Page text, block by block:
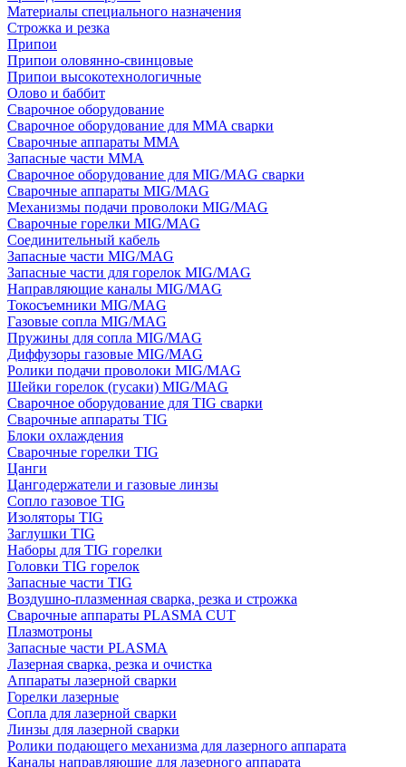
Материалы специального назначения
Строжка и резка
Припои
Припои оловянно-свинцовые
Припои высокотехнологичные
Олово и баббит
Сварочное оборудование
Сварочное оборудование для MMA сварки
Сварочные аппараты MMA
Запасные части MMA
Сварочное оборудование для MIG/MAG сварки
Сварочные аппараты MIG/MAG
Механизмы подачи проволоки MIG/MAG
Сварочные горелки MIG/MAG
Соединительный кабель
Запасные части MIG/MAG
Запасные части для горелок MIG/MAG
Направляющие каналы MIG/MAG
Токосъемники MIG/MAG
Газовые сопла MIG/MAG
Пружины для сопла MIG/MAG
Диффузоры газовые MIG/MAG
Ролики подачи проволоки MIG/MAG
Шейки горелок (гусаки) MIG/MAG
Сварочное оборудование для TIG сварки
Сварочные аппараты TIG
Блоки охлаждения
Сварочные горелки TIG
Цанги
Цангодержатели и газовые линзы
Сопло газовое TIG
Изоляторы TIG
Заглушки TIG
Наборы для TIG горелки
Головки TIG горелок
Запасные части TIG
Воздушно-плазменная сварка, резка и строжка
Сварочные аппараты PLASMA CUT
Плазмотроны
Запасные части PLASMA
Лазерная сварка, резка и очистка
Аппараты лазерной сварки
Горелки лазерные
Сопла для лазерной сварки
Линзы для лазерной сварки
Ролики подающего механизма для лазерного аппарата
Каналы направляющие для лазерного аппарата